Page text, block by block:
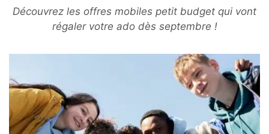
Découvrez les offres mobiles petit budget qui vont
régaler votre ado dès septembre !